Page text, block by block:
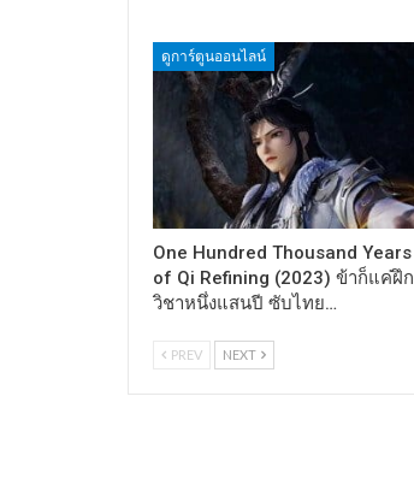
ดูการ์ตูนออนไลน์
One Hundred Thousand Years
of Qi Refining (2023) ข้าก็แค่ฝึก
วิชาหนึ่งแสนปี ซับไทย…
PREV NEXT